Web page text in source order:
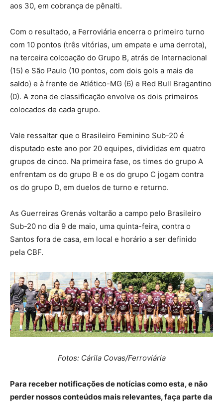
aos 30, em cobrança de pênalti.
Com o resultado, a Ferroviária encerra o primeiro turno
com 10 pontos (três vitórias, um empate e uma derrota),
na terceira colcoação do Grupo B, atrás de Internacional
(15) e São Paulo (10 pontos, com dois gols a mais de
saldo) e à frente de Atlético-MG (6) e Red Bull Bragantino
(0). A zona de classificação envolve os dois primeiros
colocados de cada grupo.
Vale ressaltar que o Brasileiro Feminino Sub-20 é
disputado este ano por 20 equipes, divididas em quatro
grupos de cinco. Na primeira fase, os times do grupo A
enfrentam os do grupo B e os do grupo C jogam contra
os do grupo D, em duelos de turno e returno.
As Guerreiras Grenás voltarão a campo pelo Brasileiro
Sub-20 no dia 9 de maio, uma quinta-feira, contra o
Santos fora de casa, em local e horário a ser definido
pela CBF.
Fotos: Cárila Covas/Ferroviária
Para receber notificações de notícias como esta, e não
perder nossos conteúdos mais relevantes, faça parte da